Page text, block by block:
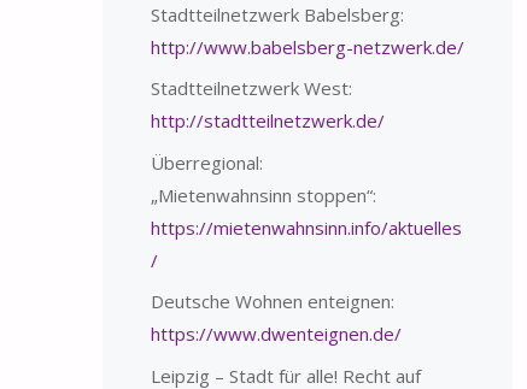
Stadtteilnetzwerk Babelsberg:
http://www.babelsberg-netzwerk.de/
Stadtteilnetzwerk West:
http://stadtteilnetzwerk.de/
Überregional:
„Mietenwahnsinn stoppen“:
https://mietenwahnsinn.info/aktuelles
/
Deutsche Wohnen enteignen:
https://www.dwenteignen.de/
Leipzig – Stadt für alle! Recht auf